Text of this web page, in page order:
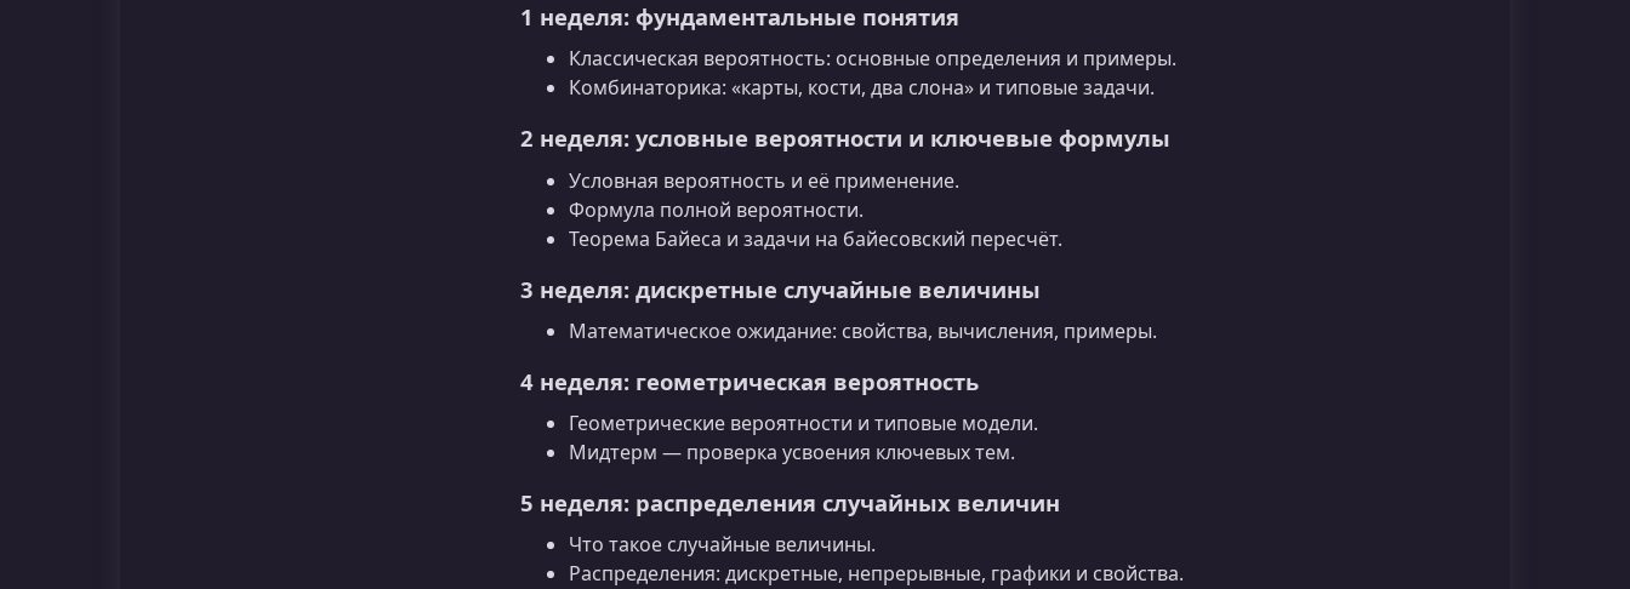
1 неделя: фундаментальные понятия
Классическая вероятность: основные определения и примеры.
Комбинаторика: «карты, кости, два слона» и типовые задачи.
2 неделя: условные вероятности и ключевые формулы
Условная вероятность и её применение.
Формула полной вероятности.
Теорема Байеса и задачи на байесовский пересчёт.
3 неделя: дискретные случайные величины
Математическое ожидание: свойства, вычисления, примеры.
4 неделя: геометрическая вероятность
Геометрические вероятности и типовые модели.
Мидтерм — проверка усвоения ключевых тем.
5 неделя: распределения случайных величин
Что такое случайные величины.
Распределения: дискретные, непрерывные, графики и свойства.